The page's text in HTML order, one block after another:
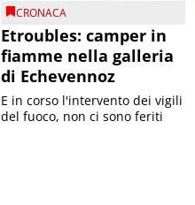
CRONACA
Etroubles: camper in
fiamme nella galleria
di Echevennoz
E in corso l'intervento dei vigili
del fuoco, non ci sono feriti